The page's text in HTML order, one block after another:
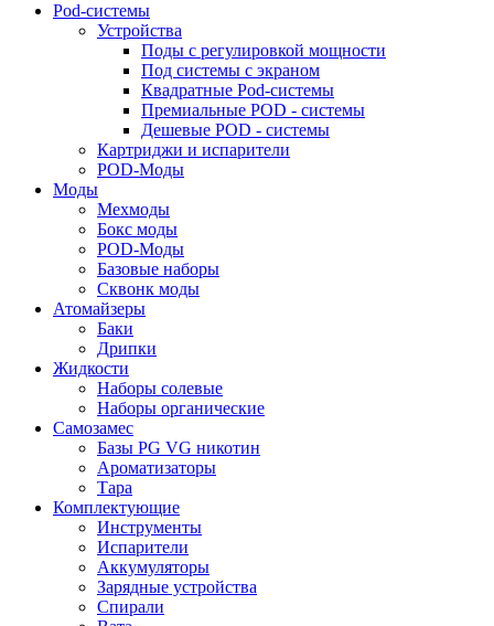
Pod-системы
Устройства
Поды с регулировкой мощности
Под системы с экраном
Квадратные Pod-системы
Премиальные POD - системы
Дешевые POD - системы
Картриджи и испарители
POD-Моды
Моды
Мехмоды
Бокс моды
POD-Моды
Базовые наборы
Сквонк моды
Атомайзеры
Баки
Дрипки
Жидкости
Наборы солевые
Наборы органические
Самозамес
Базы PG VG никотин
Ароматизаторы
Тара
Комплектующие
Инструменты
Испарители
Аккумуляторы
Зарядные устройства
Спирали